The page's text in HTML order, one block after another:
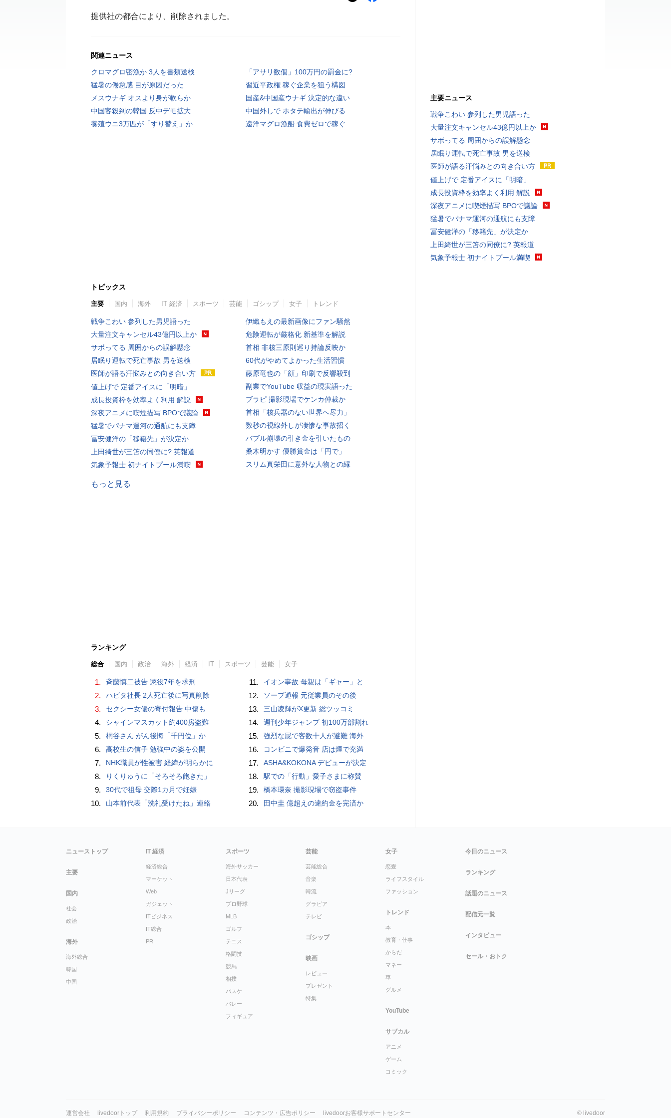
提供社の都合により、削除されました。
関連ニュース
クロマグロ密漁か 3人を書類送検
「アサリ数個」100万円の罰金に?
猛暑の倦怠感 目が原因だった
習近平政権 稼ぐ企業を狙う構図
メスウナギ オスより身が軟らか
国産&中国産ウナギ 決定的な違い
中国客殺到の韓国 反中デモ拡大
中国外しで ホタテ輸出が伸びる
養殖ウニ3万匹が「すり替え」か
遠洋マグロ漁船 食費ゼロで稼ぐ
トピックス
主要 国内 海外 IT 経済 スポーツ 芸能 ゴシップ 女子 トレンド
戦争こわい 参列した男児語った
大量注文キャンセル43億円以上か
サボってる 周囲からの誤解懸念
居眠り運転で死亡事故 男を送検
医師が語る汗悩みとの向き合い方
値上げで 定番アイスに「明暗」
成長投資枠を効率よく利用 解説
深夜アニメに喫煙描写 BPOで議論
猛暑でパナマ運河の通航にも支障
冨安健洋の「移籍先」が決定か
上田綺世が三笘の同僚に? 英報道
気象予報士 初ナイトプール満喫
伊織もえの最新画像にファン騒然
危険運転が厳格化 新基準を解説
首相 非核三原則巡り持論反映か
60代がやめてよかった生活習慣
藤原竜也の「顔」印刷で反響殺到
副業でYouTube 収益の現実語った
ブラピ 撮影現場でケンカ仲裁か
首相「核兵器のない世界へ尽力」
数秒の視線外しが凄惨な事故招く
バブル崩壊の引き金を引いたもの
桑木明かす 優勝賞金は「円で」
スリム真栄田に意外な人物との縁
もっと見る
ランキング
総合 国内 政治 海外 経済 IT スポーツ 芸能 女子
1. 斉藤慎二被告 懲役7年を求刑
2. ハビタ社長 2人死亡後に写真削除
3. セクシー女優の寄付報告 中傷も
4. シャインマスカット約400房盗難
5. 桐谷さん がん後悔「千円位」か
6. 高校生の信子 勉強中の姿を公開
7. NHK職員が性被害 経緯が明らかに
8. りくりゅうに「そろそろ飽きた」
9. 30代で祖母 交際1カ月で妊娠
10. 山本前代表「洗礼受けたね」連絡
11. イオン事故 母親は「ギャー」と
12. ソープ通報 元従業員のその後
13. 三山凌輝がX更新 総ツッコミ
14. 週刊少年ジャンプ 初100万部割れ
15. 強烈な屁で客数十人が避難 海外
16. コンビニで爆発音 店は煙で充満
17. ASHA&KOKONA デビューが決定
18. 駅での「行動」愛子さまに称賛
19. 橋本環奈 撮影現場で窃盗事件
20. 田中圭 億超えの違約金を完済か
主要ニュース
戦争こわい 参列した男児語った
大量注文キャンセル43億円以上か
サボってる 周囲からの誤解懸念
居眠り運転で死亡事故 男を送検
医師が語る汗悩みとの向き合い方
値上げで 定番アイスに「明暗」
成長投資枠を効率よく利用 解説
深夜アニメに喫煙描写 BPOで議論
猛暑でパナマ運河の通航にも支障
冨安健洋の「移籍先」が決定か
上田綺世が三笘の同僚に? 英報道
気象予報士 初ナイトプール満喫
ニューストップ
主要
国内
社会
政治
海外
海外総合
韓国
中国
IT 経済
経済総合
マーケット
Web
ガジェット
ITビジネス
IT総合
PR
スポーツ
海外サッカー
日本代表
Jリーグ
プロ野球
MLB
ゴルフ
テニス
格闘技
競馬
相撲
バスケ
バレー
フィギュア
芸能
芸能総合
音楽
韓流
グラビア
テレビ
ゴシップ
映画
レビュー
プレゼント
特集
女子
恋愛
ライフスタイル
ファッション
トレンド
本
教育・仕事
からだ
マネー
車
グルメ
YouTube
サブカル
アニメ
ゲーム
コミック
今日のニュース
ランキング
話題のニュース
配信元一覧
インタビュー
セール・おトク
運営会社 livedoorトップ 利用規約 プライバシーポリシー コンテンツ・広告ポリシー livedoorお客様サポートセンター © livedoor